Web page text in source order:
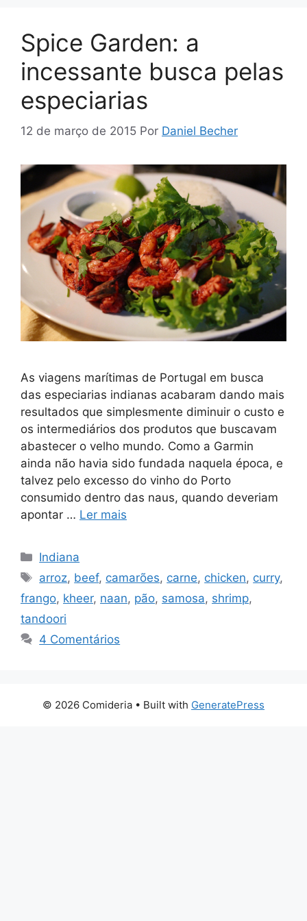
Spice Garden: a
incessante busca pelas
especiarias
12 de março de 2015 Por Daniel Becher
As viagens marítimas de Portugal em busca
das especiarias indianas acabaram dando mais
resultados que simplesmente diminuir o custo e
os intermediários dos produtos que buscavam
abastecer o velho mundo. Como a Garmin
ainda não havia sido fundada naquela época, e
talvez pelo excesso do vinho do Porto
consumido dentro das naus, quando deveriam
apontar … Ler mais
Categorias
Indiana
Tags
arroz, beef, camarões, carne, chicken, curry,
frango, kheer, naan, pão, samosa, shrimp,
tandoori
4 Comentários
© 2026 Comideria • Built with GeneratePress